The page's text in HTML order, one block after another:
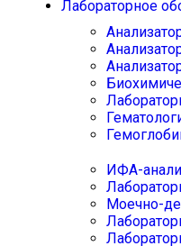
Лабораторное
ИФА-
Моечно-